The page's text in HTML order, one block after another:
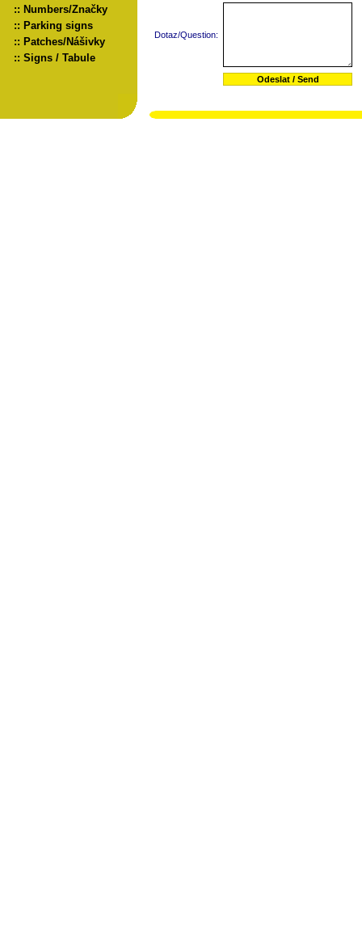
:: Numbers/Značky
:: Parking signs
:: Patches/Nášivky
:: Signs / Tabule
Dotaz/Question: